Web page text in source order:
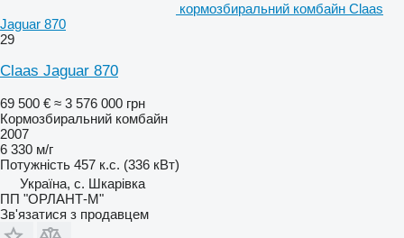
кормозбиральний комбайн Claas
Jaguar 870
29
Claas Jaguar 870
69 500 € ≈ 3 576 000 грн
Кормозбиральний комбайн
2007
6 330 м/г
Потужність 457 к.с. (336 кВт)
Україна, с. Шкарівка
ПП "ОРЛАНТ-М"
Зв'язатися з продавцем